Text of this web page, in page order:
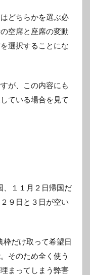
どちらかを選ぶ必
空席と座席の変動
選択することにな
が、この内容にも
ている場合を見て
、１１月２日帰国だ
９日と３日が空い
だけ取って希望日
そのため全く使う
まってしまう弊害